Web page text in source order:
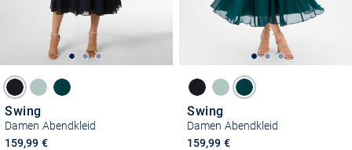
Swing
Damen Abendkleid
159,99 €
Swing
Damen Abendkleid
159,99 €